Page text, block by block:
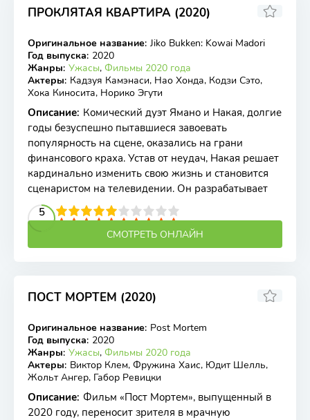
ПРОКЛЯТАЯ КВАРТИРА (2020)
WEB-DL
4.5
Оригинальное название: Jiko Bukken: Kowai Madori
Год выпуска: 2020
Жанры: Ужасы, Фильмы 2020 года
Актеры: Кадзуя Камэнаси, Нао Хонда, Кодзи Сэто,
Хока Киносита, Норико Эгути
Описание: Комический дуэт Ямано и Накая, долгие
годы безуспешно пытавшиеся завоевать
популярность на сцене, оказались на грани
финансового краха. Устав от неудач, Накая решает
кардинально изменить свою жизнь и становится
сценаристом на телевидении. Он разрабатывает
5
4 5 6 7 8 9 10
СМОТРЕТЬ ОНЛАЙН
ПОСТ МОРТЕМ (2020)
BDRip
5.95 5.5
Оригинальное название: Post Mortem
Год выпуска: 2020
Жанры: Ужасы, Фильмы 2020 года
Актеры: Виктор Клем, Фружина Хаис, Юдит Шелль,
Жольт Ангер, Габор Ревицки
Описание: Фильм «Пост Мортем», выпущенный в
2020 году, переносит зрителя в мрачную